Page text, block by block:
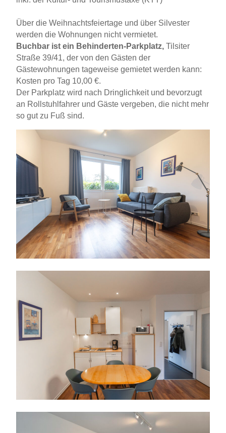
Über die Weihnachtsfeiertage und über Silvester
werden die Wohnungen nicht vermietet.
Buchbar ist ein Behinderten-Parkplatz, Tilsiter
Straße 39/41, der von den Gästen der
Gästewohnungen tageweise gemietet werden kann:
Kosten pro Tag 10,00 €.
Der Parkplatz wird nach Dringlichkeit und bevorzugt
an Rollstuhlfahrer und Gäste vergeben, die nicht mehr
so gut zu Fuß sind.